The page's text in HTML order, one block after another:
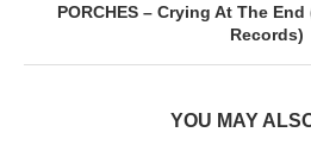
PORCHES – Crying At The
Records)
YOU MAY